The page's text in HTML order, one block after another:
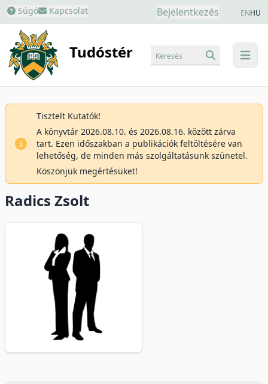
Súgó Kapcsolat Bejelentkezés ENHU
Tudóstér menu
Keresés
Tisztelt Kutatók!
A könyvtár 2026.08.10. és 2026.08.16. között zárva
tart. Ezen időszakban a publikációk feltöltésére van
lehetőség, de minden más szolgáltatásunk szünetel.
Köszönjük megértésüket!
Radics Zsolt